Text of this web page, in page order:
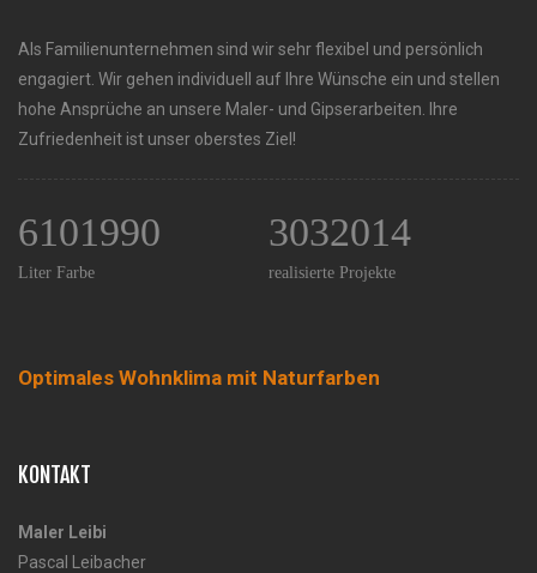
Als Familienunternehmen sind wir sehr flexibel und persönlich
engagiert. Wir gehen individuell auf Ihre Wünsche ein und stellen
hohe Ansprüche an unsere Maler- und Gipserarbeiten. Ihre
Zufriedenheit ist unser oberstes Ziel!
6101990
Liter Farbe
3032014
realisierte Projekte
Optimales Wohnklima mit Naturfarben
KONTAKT
Maler Leibi
Pascal Leibacher